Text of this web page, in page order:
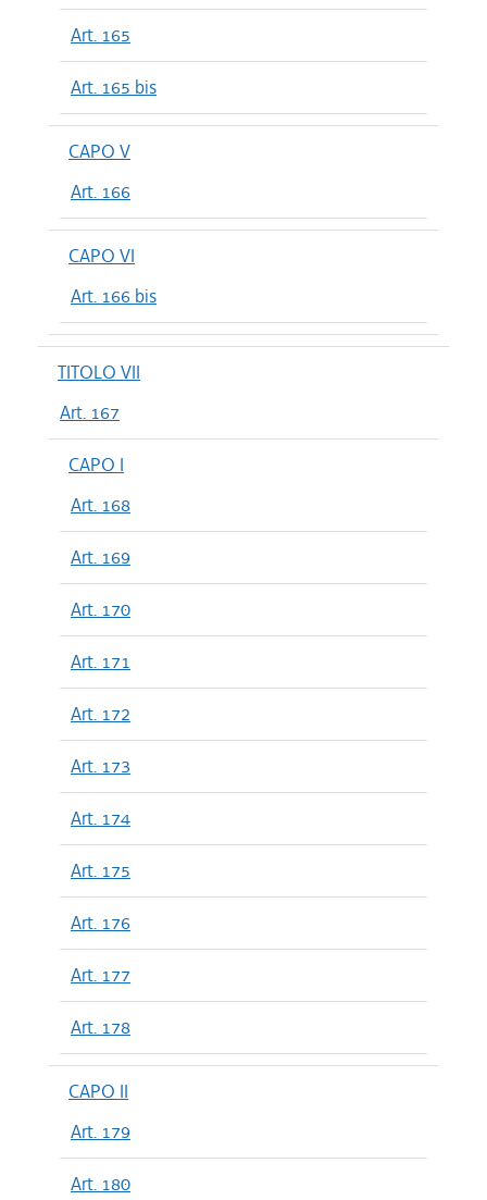
Art. 165
Art. 165 bis
CAPO V
Art. 166
CAPO VI
Art. 166 bis
TITOLO VII
Art. 167
CAPO I
Art. 168
Art. 169
Art. 170
Art. 171
Art. 172
Art. 173
Art. 174
Art. 175
Art. 176
Art. 177
Art. 178
CAPO II
Art. 179
Art. 180